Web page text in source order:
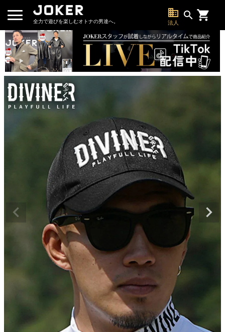
全力で遊びを楽しむオトナの男達へ。
business
法人
search